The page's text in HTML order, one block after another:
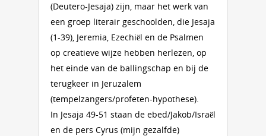
(Deutero-Jesaja) zijn, maar het werk van
een groep literair geschoolden, die Jesaja
(1-39), Jeremia, Ezechiël en de Psalmen
op creatieve wijze hebben herlezen, op
het einde van de ballingschap en bij de
terugkeer in Jeruzalem
(tempelzangers/profeten-hypothese).
In Jesaja 49-51 staan de ebed/Jakob/Israël
en de pers Cyrus (mijn gezalfde)